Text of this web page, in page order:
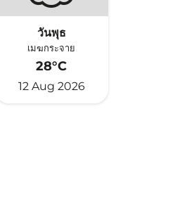
วันพุธ
เมฆกระจาย
28°C
12 Aug 2026